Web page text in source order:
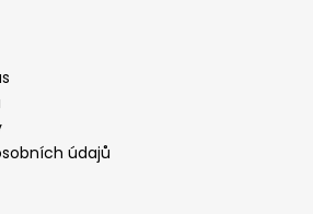
údajů